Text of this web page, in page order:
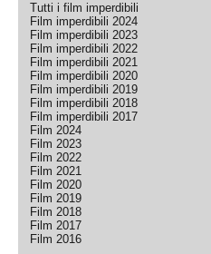
Tutti i film imperdibili
Film imperdibili 2024
Film imperdibili 2023
Film imperdibili 2022
Film imperdibili 2021
Film imperdibili 2020
Film imperdibili 2019
Film imperdibili 2018
Film imperdibili 2017
Film 2024
Film 2023
Film 2022
Film 2021
Film 2020
Film 2019
Film 2018
Film 2017
Film 2016